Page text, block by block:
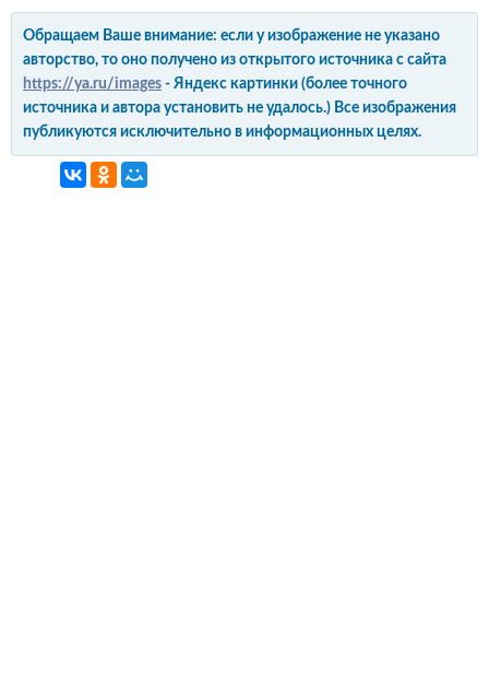
Обращаем Ваше внимание: если у изображение не указано
авторство, то оно получено из открытого источника с сайта
https://ya.ru/images - Яндекс картинки (более точного
источника и автора установить не удалось.) Все изображения
публикуются исключительно в информационных целях.